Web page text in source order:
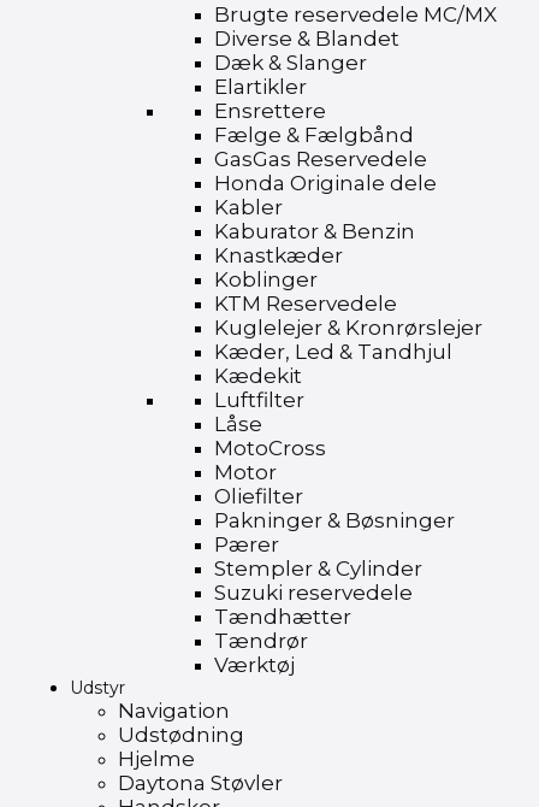
Brugte reservedele MC/MX
Diverse & Blandet
Dæk & Slanger
Elartikler
Ensrettere
Fælge & Fælgbånd
GasGas Reservedele
Honda Originale dele
Kabler
Kaburator & Benzin
Knastkæder
Koblinger
KTM Reservedele
Kuglelejer & Kronrørslejer
Kæder, Led & Tandhjul
Kædekit
Luftfilter
Låse
MotoCross
Motor
Oliefilter
Pakninger & Bøsninger
Pærer
Stempler & Cylinder
Suzuki reservedele
Tændhætter
Tændrør
Værktøj
Udstyr
Navigation
Udstødning
Hjelme
Daytona Støvler